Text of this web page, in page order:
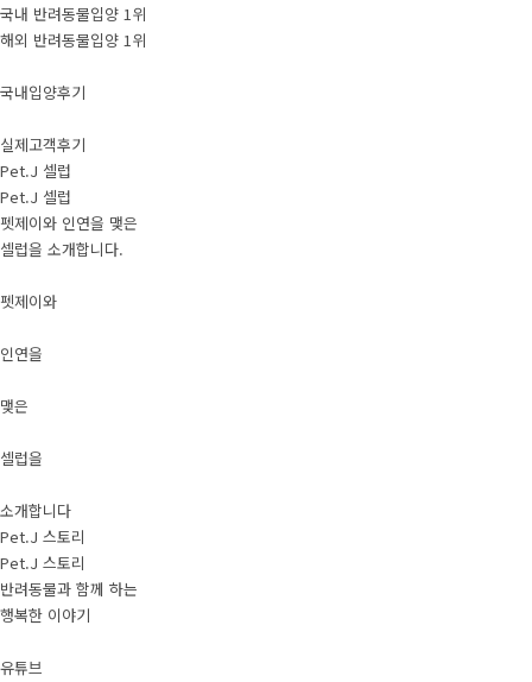
국내 반려동물입양 1위
해외 반려동물입양 1위
국내입양후기
실제고객후기
Pet.J 셀럽
Pet.J 셀럽
펫제이와 인연을 맺은
셀럽을 소개합니다.
펫제이와
인연을
맺은
셀럽을
소개합니다
Pet.J 스토리
Pet.J 스토리
반려동물과 함께 하는
행복한 이야기
유튜브